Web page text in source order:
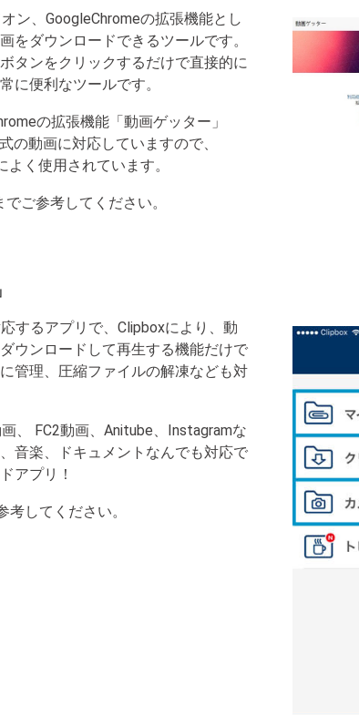
ン、GoogleChromeの拡張機能とし
をダウンロードできるツールです。
タンをクリックするだけで直接的に
に便利なツールです。
の拡張機能「動画ゲッター」
の動画に対応していますので、
よく使用されています。
でご参考してください。
するアプリで、Clipboxにより、動
ウンロードして再生する機能だけで
管理、圧縮ファイルの解凍なども対
、 FC2動画、Anitube、Instagramな
音楽、ドキュメントなんでも対応で
アプリ！
考してください。